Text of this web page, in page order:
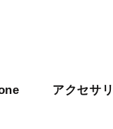
アクセサリ